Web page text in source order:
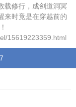
载修行，成剑道洞冥
来时竟是在穿越前的
15619223359.html